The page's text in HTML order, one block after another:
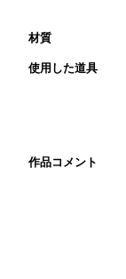
材質
使用した道具
作品コメント